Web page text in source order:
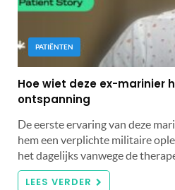
PATIËNTEN
Hoe wiet deze ex-marinier
ontspanning
De eerste ervaring van deze
hem een ​​verplichte militaire
het dagelijks vanwege de
LEES VERDER